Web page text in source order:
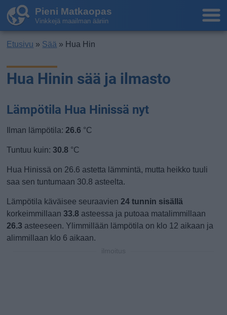
Pieni Matkaopas
Vinkkejä maailman ääriin
Etusivu » Sää » Hua Hin
Hua Hinin sää ja ilmasto
Lämpötila Hua Hinissä nyt
Ilman lämpötila:26.6 °C
Tuntuu kuin:30.8 °C
Hua Hinissä on 26.6 astetta lämmintä, mutta heikko tuuli
saa sen tuntumaan 30.8 asteelta.
Lämpötila käväisee seuraavien24 tunnin sisällä
korkeimmillaan33.8 asteessa ja putoaa matalimmillaan
26.3 asteeseen. Ylimmillään lämpötila on klo 12 aikaan ja
alimmillaan klo 6 aikaan.